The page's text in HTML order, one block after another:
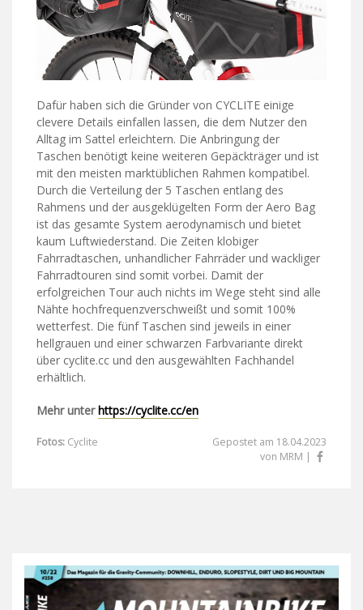
Dafür haben sich die Gründer von CYCLITE einige
clevere Details einfallen lassen, die dem Nutzer den
Alltag im Sattel erleichtern. Die Anbringung der
Taschen benötigt keine weiteren Gepäckträger und ist
mit den meisten marktüblichen Rahmen kompatibel.
Durch die Verteilung der 5 Taschen entlang des
Rahmens und der ausgeklügelten Form der Aero Bag
ist das gesamte System aerodynamisch und bietet
kaum Luftwiederstand. Die Zeiten klobiger
Fahrradtaschen, unhandlicher Fahrräder und wackliger
Fahrradtouren sind somit vorbei. Damit der
erfolgreichen Tour auch nichts im Wege steht sind alle
Nähte hochfrequenzverschweißt und somit 100%
wetterfest. Die fünf Taschen sind jeweils in einer
hellgrauen und einer schwarzen Farbvariante direkt
über cyclite.cc und den ausgewählten Fachhandel
erhältlich.
Mehr unterhttps://cyclite.cc/en
Fotos: Cyclite
Gepostet am 18.04.2023
von MRM |